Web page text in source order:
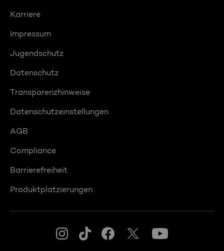
Karriere
Impressum
Jugendschutz
Datenschutz
Transparenzhinweise
Datenschutzeinstellungen
AGB
Compliance
Barrierefreiheit
Produktplatzierungen